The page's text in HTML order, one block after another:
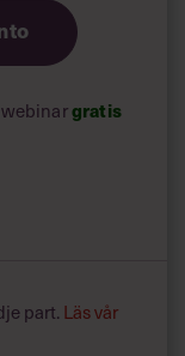
gratis
part. Läs vår